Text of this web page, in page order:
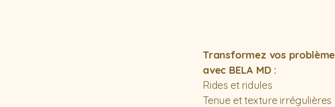
Transformez vos
avec BELA MD :
Rides et ridules
Tenue et texture irrégulières